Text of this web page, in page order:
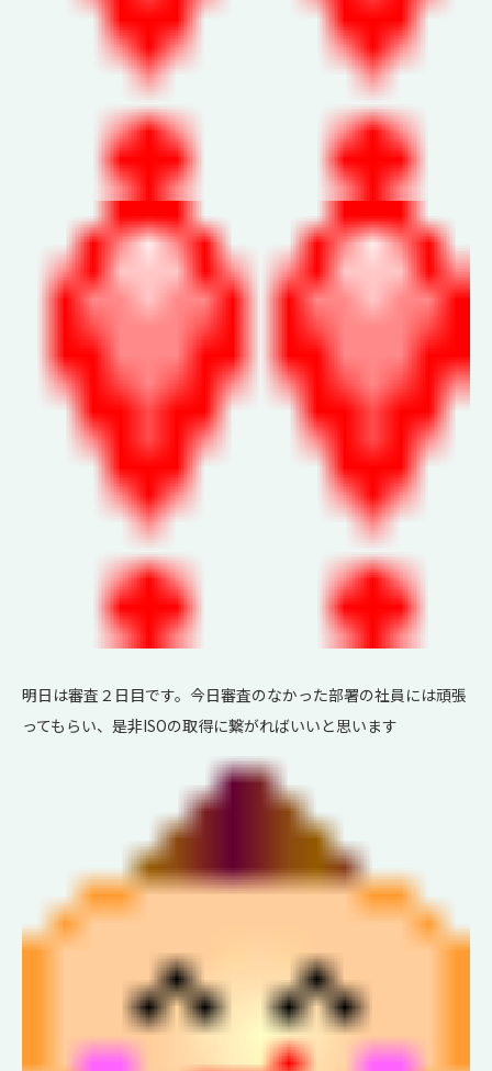
明日は審査２日目です。今日審査のなかった部署の社員には頑張
ってもらい、是非ISOの取得に繋がればいいと思います